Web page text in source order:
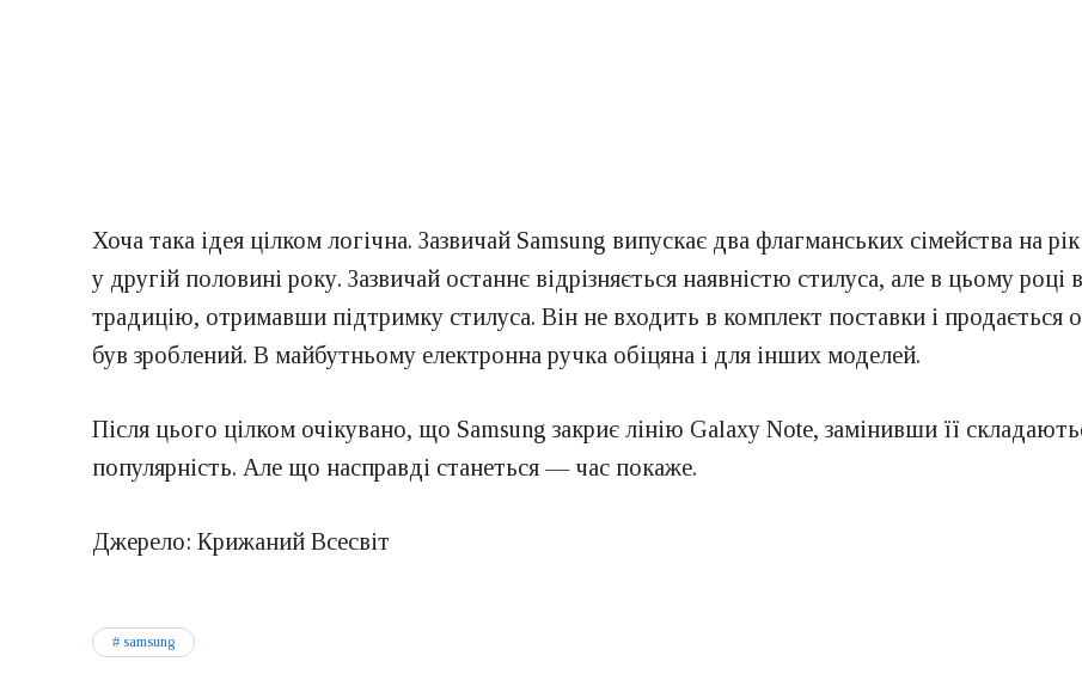
Хоча така ідея цілком логічна. Зазвичай Samsung випускає два флагманських сімейства на
у другій половині року. Зазвичай останнє відрізняється наявністю стилуса, але в цьому
традицію, отримавши підтримку стилуса. Він не входить в комплект поставки і
був зроблений. В майбутньому електронна ручка обіцяна і для інших моделей.
Після цього цілком очікувано, що Samsung закриє лінію Galaxy Note, замінивши її
популярність. Але що насправді станеться — час покаже.
Джерело: Крижаний Всесвіт
samsung